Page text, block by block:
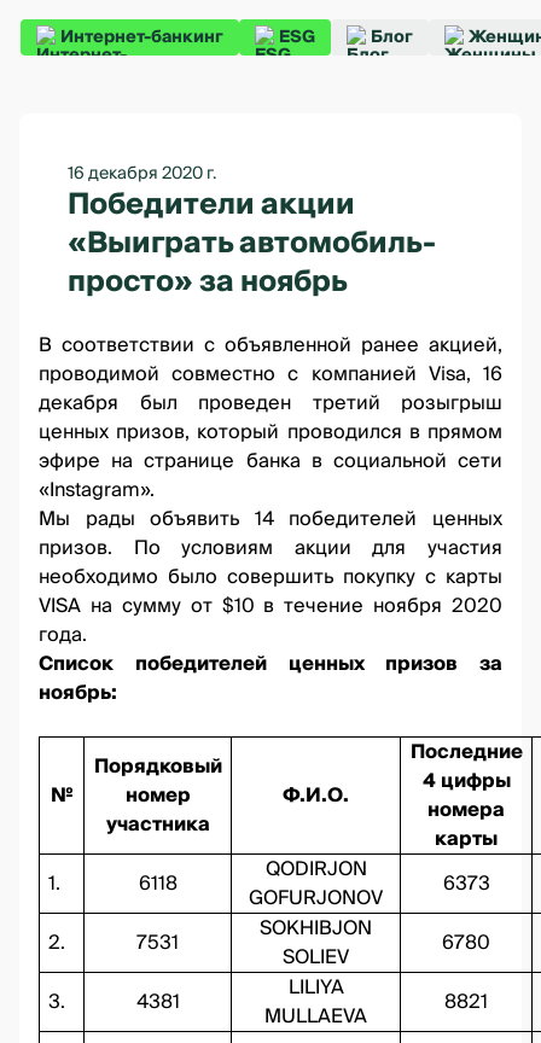
Интернет-банкинг ESG Блог
16 декабря 2020 г.
Победители акции
«Выиграть автомобиль-
просто» за ноябрь
В соответствии с объявленной ранее акцией,
проводимой совместно с компанией Visa, 16
декабря был проведен третий розыгрыш
ценных призов, который проводился в прямом
эфире на странице банка в социальной сети
«Instagram».
Мы рады объявить 14 победителей ценных
призов. По условиям акции для участия
необходимо было совершить покупку с карты
VISA на сумму от $10 в течение ноября 2020
года.
Список победителей ценных призов за
ноябрь:
№
Порядковый
номер
участника
Ф.И.О.
Последние
4 цифры
номера
карты
1.
6118
QODIRJON
GOFURJONOV
6373
2.
7531
SOKHIBJON
SOLIEV
6780
3.
4381
LILIYA
MULLAEVA
8821